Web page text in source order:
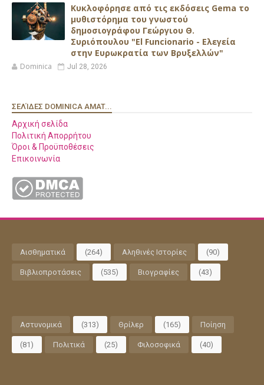
Κυκλοφόρησε από τις εκδόσεις Gema το
μυθιστόρημα του γνωστού
δημοσιογράφου Γεώργιου Θ.
Συριόπουλου "El Funcionario - Ελεγεία
στην Ευρωκρατία των Βρυξελλών"
Dominica Jul 28, 2026
ΣΕΛΊΔΕΣ DOMINICA AMAT...
Αρχική σελίδα
Πολιτική Απορρήτου
Όροι & Προϋποθέσεις
Επικοινωνία
Αισθηματικά (264) Αληθινές Ιστορίες (90)
Βιβλιοπροτάσεις (535) Βιογραφίες (43)
Αστυνομικά (313) Θρίλερ (165) Ποίηση
(81) Πολιτικά (25) Φιλοσοφικά (40)